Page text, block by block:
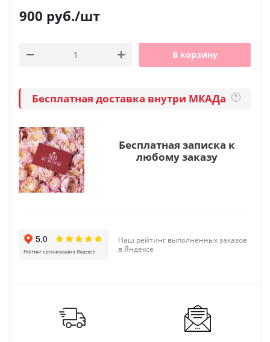
900 руб./шт
В корзину
Бесплатная доставка внутри МКАДа ?
Бесплатная записка к
любому заказу
Наш рейтинг выполненных заказов
в Яндексе